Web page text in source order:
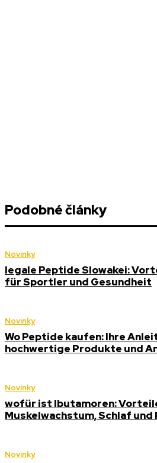
Podobné články
Novinky
legale Peptide Slowakei:
für Sportler und Gesundheit
Novinky
Wo Peptide kaufen: Ihre
hochwertige Produkte und
Novinky
wofür ist Ibutamoren:
Muskelwachstum, Schlaf
Novinky